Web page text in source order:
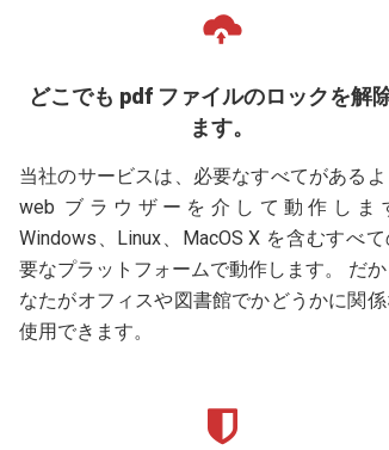
どこでも pdf ファイルのロックを解
ます。
当社のサービスは、必要なすべてがあるよ
web ブラウザーを介して動作しま
Windows、Linux、MacOS X を含むすべ
要なプラットフォームで動作します。 だ
なたがオフィスや図書館でかどうかに関係
使用できます。